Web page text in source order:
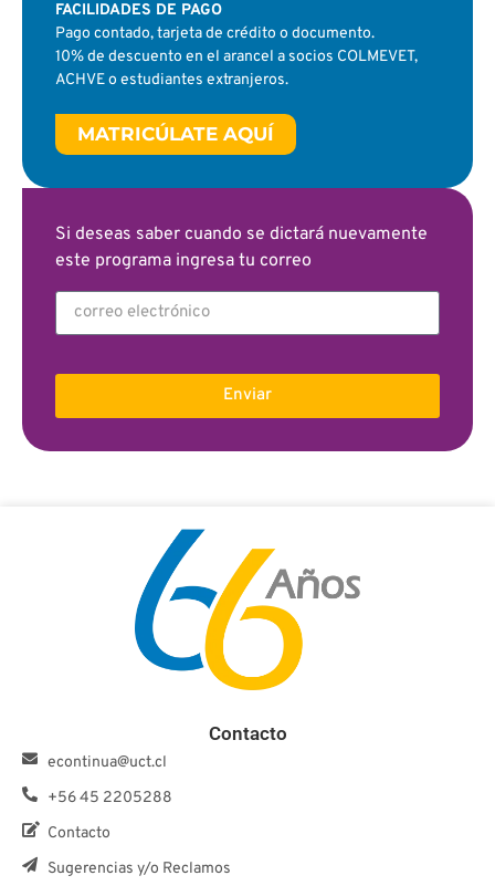
FACILIDADES DE PAGO
Pago contado, tarjeta de crédito o documento.
10% de descuento en el arancel a socios COLMEVET,
ACHVE o estudiantes extranjeros.
MATRICÚLATE AQUÍ
Si deseas saber cuando se dictará nuevamente
este programa ingresa tu correo
Enviar
Contacto
econtinua@uct.cl
+56 45 2205288
Contacto
Sugerencias y/o Reclamos